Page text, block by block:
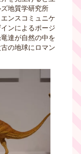
地質学研究所
ンスコミュニケ
ンによるポージ
達が自然の中を
の地球にロマン